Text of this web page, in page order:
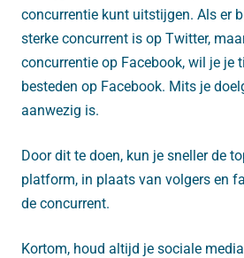
concurrentie kunt uitstijgen. Als er
sterke concurrent is op Twitter,
concurrentie op Facebook, wil je je
besteden op Facebook. Mits je
aanwezig is.
Door dit te doen, kun je sneller de
platform, in plaats van volgers en
de concurrent.
Kortom, houd altijd je sociale